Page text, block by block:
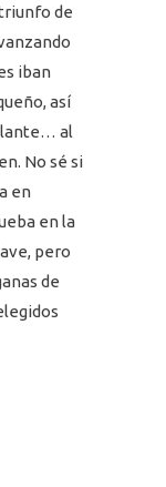
de
iban
así
al
No sé si
en
en la
pero
de